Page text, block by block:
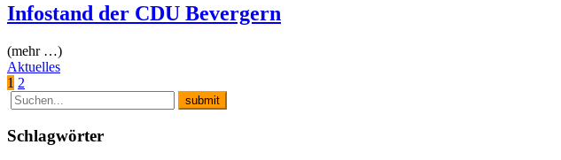
Infostand der CDU Bevergern
(mehr …)
Aktuelles
Seitennummerierung
der
Beiträge
1 2
Schlagwörter